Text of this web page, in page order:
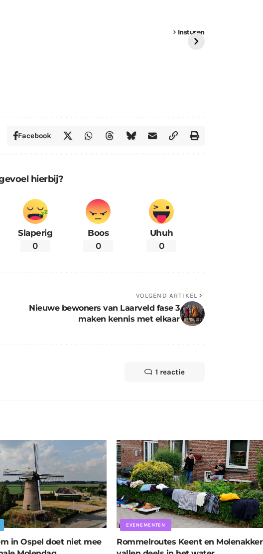
Insturen
Facebook
hierbij?
Slaperig
0
Boos
0
Uhuh
0
VOLGEND ARTIKEL
Nieuwe bewoners van Laarveld fase 3
maken kennis met elkaar
1 reactie
in Ospel doet niet mee
EVENEMENTEN
Rommelroutes Keent en Molenakker